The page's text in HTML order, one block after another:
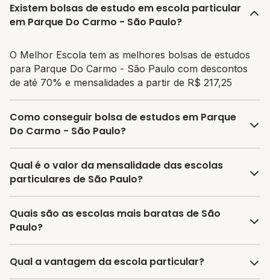
Existem bolsas de estudo em escola particular
em Parque Do Carmo - São Paulo?
O Melhor Escola tem as melhores bolsas de estudos
para Parque Do Carmo - São Paulo com descontos
de até 70% e mensalidades a partir de R$ 217,25
Como conseguir bolsa de estudos em Parque
Do Carmo - São Paulo?
O programa de bolsa do Melhor Escola disponibiliza
vagas com até 80% de desconto nas mensalidades.
pré-matrícula no site.
Qual é o valor da mensalidade das escolas
particulares de São Paulo?
A média da mensalidade em São Paulo é de
R$ 2.895,03 reais, sendo a mensalidade mais barata
Quais são as escolas mais baratas de São
Paulo?
As escolas com mensalidades mais baratas de São
Qual a vantagem da escola particular?